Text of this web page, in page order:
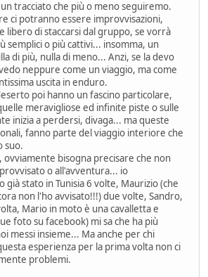
tracciato che più o meno seguiremo.
ci potranno essere improvvisazioni,
libero di staccarsi dal gruppo, se vorrà
semplici o più cattivi... insomma, un
di più, nulla di meno... Anzi, se la devo
neppure come un viaggio, ma come
uscita in enduro.
poi hanno un fascino particolare,
meravigliose ed infinite piste o sulle
inizia a perdersi, divaga... ma queste
fanno parte del viaggio interiore che
suo.
ovviamente bisogna precisare che non
o all'avventura... io
già stato in Tunisia 6 volte, Maurizio (che
non l'ho avvisato!!!) due volte, Sandro,
Mario in moto è una cavalletta e
foto su facebook) mi sa che ha più
messi insieme... Ma anche per chi
esperienza per la prima volta non ci
problemi.